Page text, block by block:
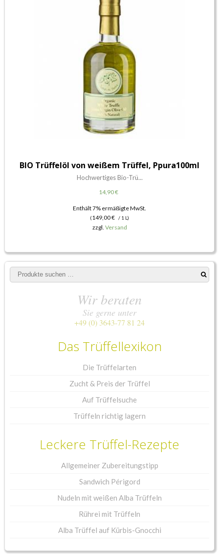
BIO Trüffelöl von weißem Trüffel, Ppura100ml
Hochwertiges Bio-Trü...
14,90€
Enthält 7% ermäßigte MwSt.
(149,00€ / 1 L)
zzgl. Versand
Suchen
Wir beraten
Sie gerne unter
+49 (0) 3643-77 81 24
Das Trüffellexikon
Die Trüffelarten
Zucht & Preis der Trüffel
Auf Trüffelsuche
Trüffeln richtig lagern
Leckere Trüffel-Rezepte
Allgemeiner Zubereitungstipp
Sandwich Périgord
Nudeln mit weißen Alba Trüffeln
Rührei mit Trüffeln
Alba Trüffel auf Kürbis-Gnocchi